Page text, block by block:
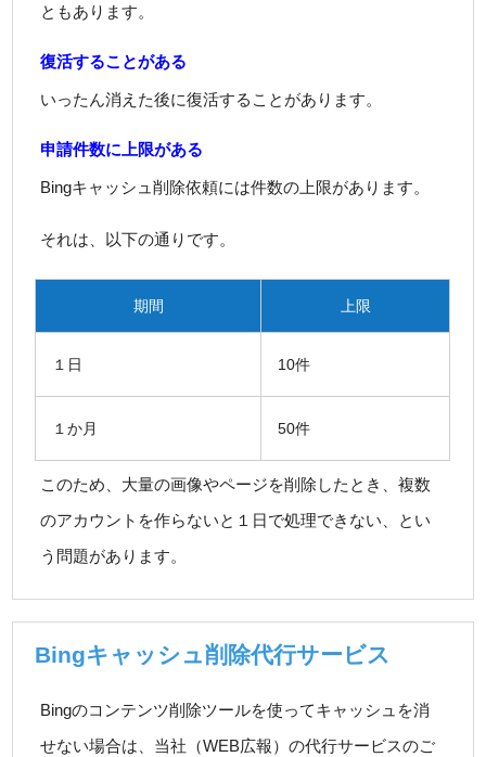
ともあります。
復活することがある
いったん消えた後に復活することがあります。
申請件数に上限がある
Bingキャッシュ削除依頼には件数の上限があります。
それは、以下の通りです。
期間 上限
１日 10件
１か月 50件
このため、大量の画像やページを削除したとき、複数
のアカウントを作らないと１日で処理できない、とい
う問題があります。
Bingキャッシュ削除代行サービス
Bingのコンテンツ削除ツールを使ってキャッシュを消
せない場合は、当社（WEB広報）の代行サービスのご